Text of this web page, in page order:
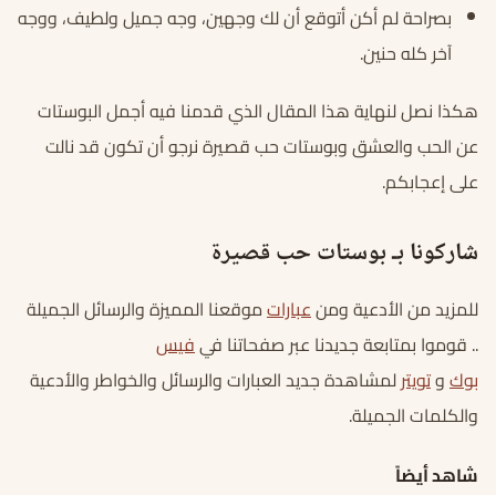
بصراحة لم أكن أتوقع أن لك وجهين، وجه جميل ولطيف، ووجه
آخر كله حنين.
هكذا نصل لنهاية هذا المقال الذي قدمنا فيه أجمل البوستات
عن الحب والعشق وبوستات حب قصيرة نرجو أن تكون قد نالت
على إعجابكم.
شاركونا بـ بوستات حب قصيرة
للمزيد من الأدعية ومنعباراتموقعنا المميزة والرسائل الجميلة
.. قوموا بمتابعة جديدنا عبر صفحاتنا فيفيس
بوكوتويترلمشاهدة جديد العبارات والرسائل والخواطر والأدعية
والكلمات الجميلة.
شاهد أيضاً